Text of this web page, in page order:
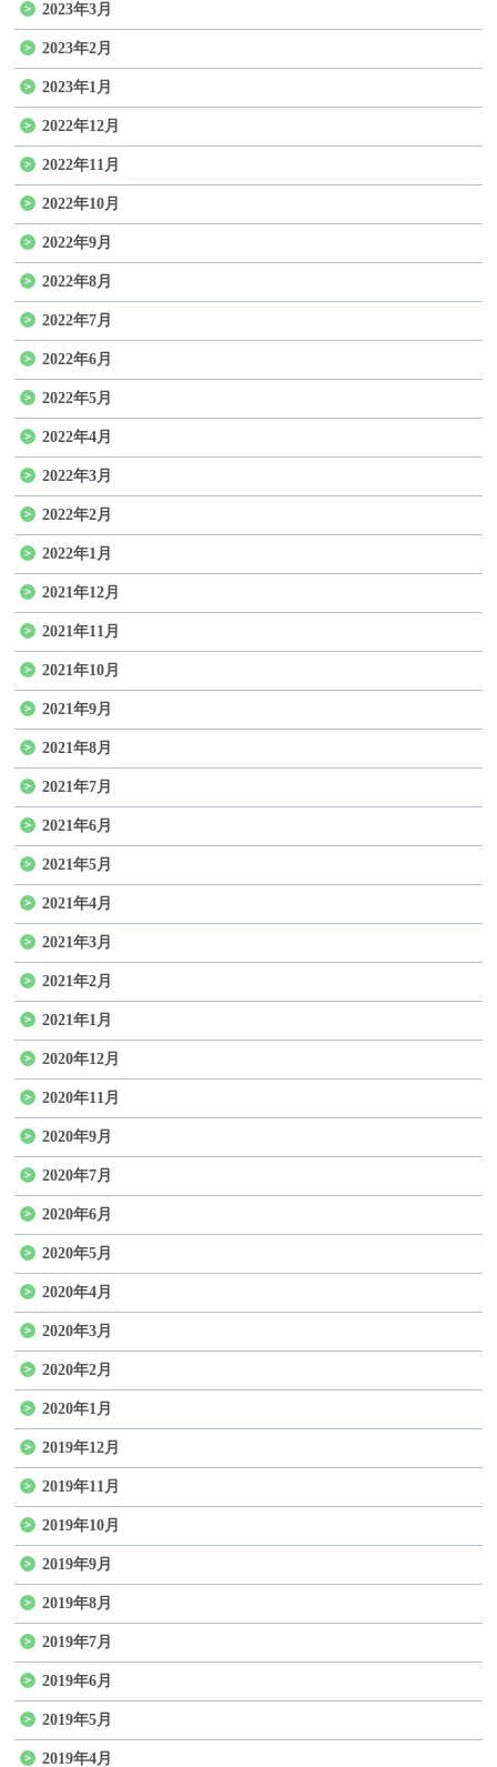
2023年3月
2023年2月
2023年1月
2022年12月
2022年11月
2022年10月
2022年9月
2022年8月
2022年7月
2022年6月
2022年5月
2022年4月
2022年3月
2022年2月
2022年1月
2021年12月
2021年11月
2021年10月
2021年9月
2021年8月
2021年7月
2021年6月
2021年5月
2021年4月
2021年3月
2021年2月
2021年1月
2020年12月
2020年11月
2020年9月
2020年7月
2020年6月
2020年5月
2020年4月
2020年3月
2020年2月
2020年1月
2019年12月
2019年11月
2019年10月
2019年9月
2019年8月
2019年7月
2019年6月
2019年5月
2019年4月